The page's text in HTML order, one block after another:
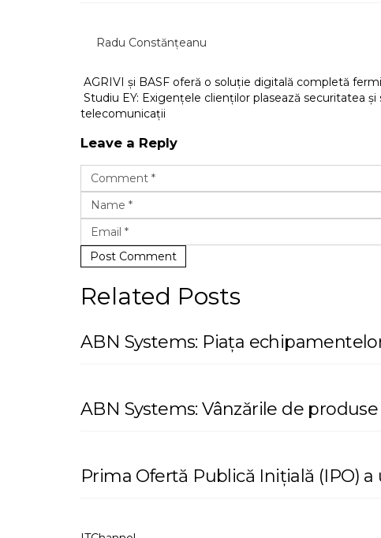
Radu Constănțeanu
AGRIVI și BASF oferă o soluție digitală completă
Studiu EY: Exigențele clienților plasează securitatea
telecomunicații
Leave a Reply
Post Comment
Related Posts
ABN Systems: Piața
ABN Systems: Vânzările de
Prima Ofertă Publică Inițială (IPO)